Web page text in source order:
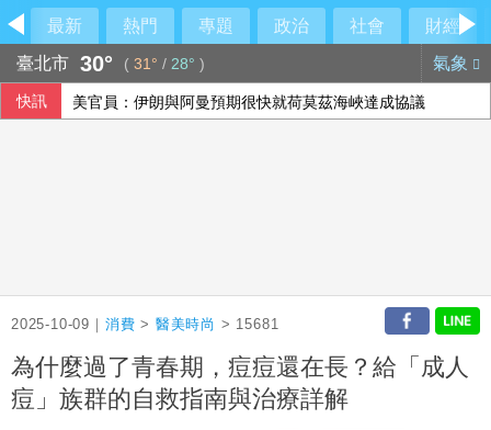
最新 熱門 專題 政治 社會
財經
臺北市 30° ( 31° / 28° ) 氣象
快訊 美官員：伊朗與阿曼預期很快就荷莫茲海峽達成協議
2025-10-09｜ 消費 > 醫美時尚 > 15681
為什麼過了青春期，痘痘還在長？給「成人
痘」族群的自救指南與治療詳解